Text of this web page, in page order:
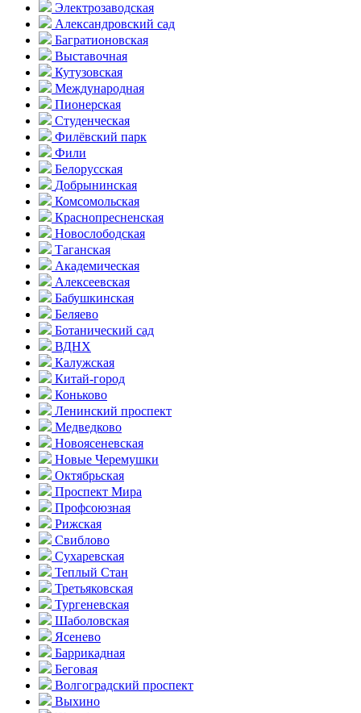
Электро­заводская
Александ­ровский сад
Багратионовская
Выставочная
Кутузовская
Международная
Пионерская
Студенческая
Филёвский парк
Фили
Белорусская
Добрынинская
Комсо­мольская
Краснопресненская
Новослободская
Таганская
Академическая
Алексеевская
Бабушкинская
Беляево
Ботанический сад
ВДНХ
Калужская
Китай-город
Коньково
Ленинский проспект
Медведково
Новоясе­невская
Новые Черемушки
Октябрьская
Проспект Мира
Профсоюзная
Рижская
Свиблово
Сухаревская
Теплый Стан
Третьяковская
Тургеневская
Шаболовская
Ясенево
Баррикадная
Беговая
Волгоградский проспект
Выхино